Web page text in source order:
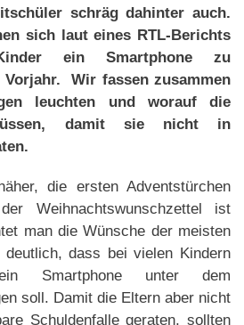
schräg dahinter auch.
sich laut eines RTL-Berichts
ein Smartphone zu
Vorjahr. Wir fassen zusammen
leuchten und worauf die
damit sie nicht in
die ersten Adventstürchen
Weihnachtswunschzettel ist
man die Wünsche der meisten
deutlich, dass bei vielen Kindern
Smartphone unter dem
soll. Damit die Eltern aber nicht
Schuldenfalle geraten, sollten